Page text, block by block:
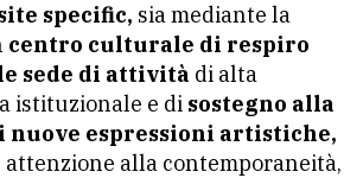
specific, sia mediante la
centro culturale di respiro
sede di attività di alta
istituzionale e di sostegno alla
nuove espressioni artistiche,
alla contemporaneità,